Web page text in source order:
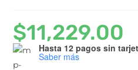
$11,229.00
Hasta 12 pagos sin
Saber más